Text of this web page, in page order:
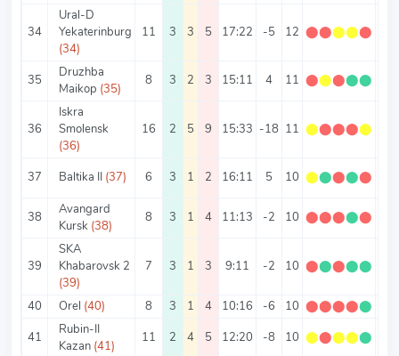
34
Ural-D
Yekaterinburg
(34)
11 3 3 5 17:22 -5 12 ⬤⬤⬤⬤⬤
35
Druzhba
Maikop (35)
8 3 2 3 15:11 4 11 ⬤⬤⬤⬤⬤
36
Iskra
Smolensk
(36)
16 2 5 9 15:33 -18 11 ⬤⬤⬤⬤⬤
37 Baltika II (37) 6 3 1 2 16:11 5 10 ⬤⬤⬤⬤⬤
38
Avangard
Kursk (38)
8 3 1 4 11:13 -2 10 ⬤⬤⬤⬤⬤
39
SKA
Khabarovsk 2
(39)
7 3 1 3 9:11 -2 10 ⬤⬤⬤⬤⬤
40 Orel (40) 8 3 1 4 10:16 -6 10 ⬤⬤⬤⬤⬤
41
Rubin-II
Kazan (41)
11 2 4 5 12:20 -8 10 ⬤⬤⬤⬤⬤